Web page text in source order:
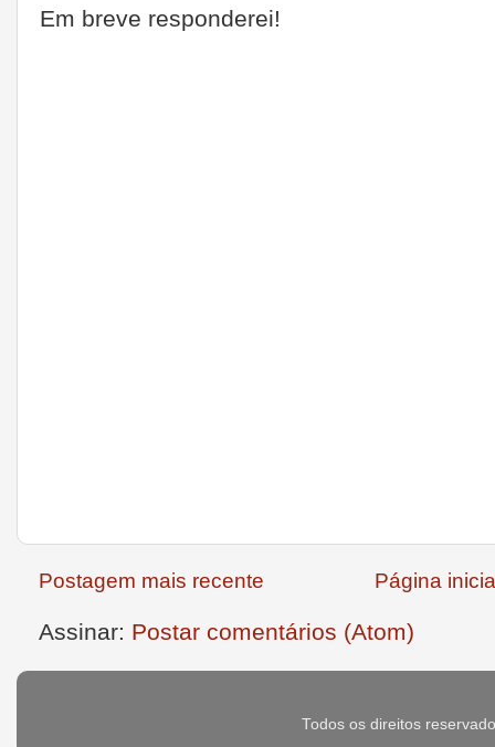
Em breve responderei!
Postagem mais recente Página
Assinar: Postar comentários (Atom)
Todos os direitos